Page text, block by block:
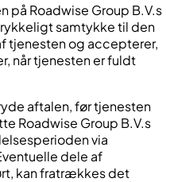
på Roadwise Group B.V.s
samtykke til den
tjenesten og accepterer,
når tjenesten er fuldt
aftalen, før tjenesten
Roadwise Group B.V.s
via
dele af
kan fratrækkes det